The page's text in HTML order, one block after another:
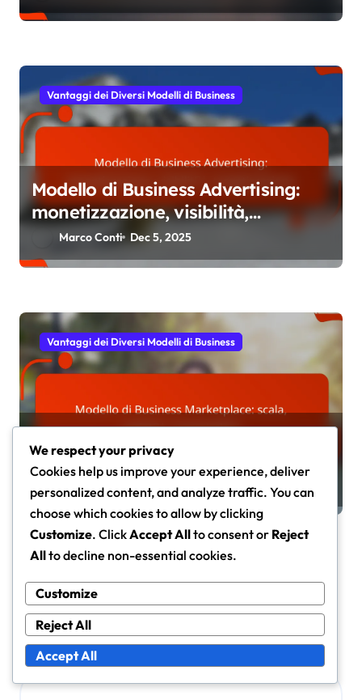
Vantaggi dei Diversi Modelli di Business
Modello di Business Advertising:
monetizzazione, visibilità,
targetizzazione
Marco Conti Dec 5, 2025
Vantaggi dei Diversi Modelli di Business
scala, varietà, commissioni
Marco Conti Dec 4, 2025
Leave a Reply
Your email address will not be published.Required fields
are marked*
Comment*
We respect your privacy
Cookies help us improve your experience, deliver
personalized content, and analyze traffic. You can
choose which cookies to allow by clicking
Customize. ClickAccept Allto consent or Reject
Allto decline non-essential cookies.
Customize
Reject All
Accept All